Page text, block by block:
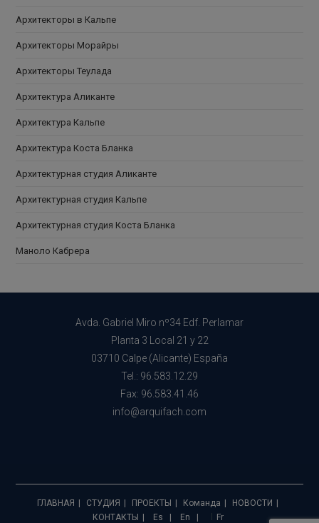
Архитекторы в Кальпе
Архитекторы Морайры
Архитекторы Теулада
Архитектура Аликанте
Архитектура Кальпе
Архитектура Коста Бланка
Архитектурная студия Аликанте
Архитектурная студия Кальпе
Архитектурная студия Коста Бланка
Маноло Кабрера
Avda. Gabriel Miro nº34 Edf. Perlamar
Planta 3 Local 21 y 22
03710 Calpe (Alicante) España
Tel.: 96.583.12.29
Fax: 96.583.41.46
info@arquifach.com
ГЛАВНАЯ СТУДИЯ ПРОЕКТЫ Команда
НОВОСТИ
КОНТАКТЫ
Es En Fr